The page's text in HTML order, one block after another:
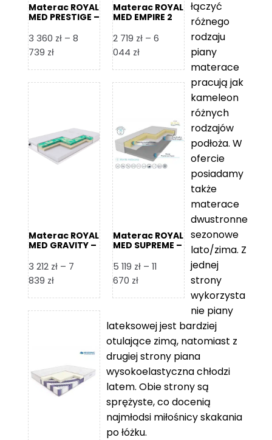
Materac ROYAL
MED PRESTIGE –
3 360 zł – 8
739 złZakres
od
8
739 zł
Materac ROYAL
MED EMPIRE 2
2 719 zł – 6
044 złZakres
od
6
044 zł
Materac ROYAL
MED GRAVITY –
3 212 zł – 7
839 złZakres
od
839 zł
Materac ROYAL
MED SUPREME –
5 119 zł – 11
670 złZakres
5
119 zł
do
670 zł
łączyć
różnego
rodzaju
piany
materace
pracują jak
kameleon
różnych
rodzajów
podłoża. W
ofercie
posiadamy
także
materace
dwustronne
sezonowe
lato/zima. Z
jednej
strony
wykorzysta
nie piany
lateksowej jest bardziej
otulające zimą, natomiast z
drugiej strony piana
wysokoelastyczna chłodzi
latem. Obie strony są
sprężyste, co docenią
najmłodsi miłośnicy skakania
po łóżku.